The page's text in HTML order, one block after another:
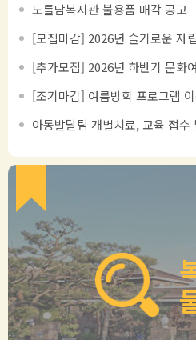
노틀담복지관 불용품 매각 공고
[조기마감] 여름방학 프로그램
아동발달팀 개별치료, 교육 접수